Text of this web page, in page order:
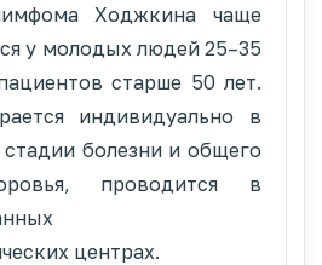
Ходжкина чаще
у молодых людей 25–35
старше 50 лет.
индивидуально в
болезни и общего
проводится в
центрах.